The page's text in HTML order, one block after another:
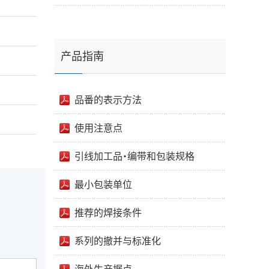
产品指南
品番的表示方法
使用注意点
引线加工品・编带和包装规格
最小包装单位
推荐的焊接条件
系列的撤并与标准化